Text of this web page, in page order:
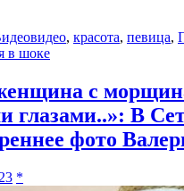
видео, красота, певица,
в шоке
с
глазами..»: В
фото
*